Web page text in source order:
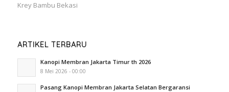
Krey Bambu Bekasi
ARTIKEL TERBARU
Kanopi Membran Jakarta Timur th 2026
8 Mei 2026 - 00:00
Pasang Kanopi Membran Jakarta Selatan Bergaransi